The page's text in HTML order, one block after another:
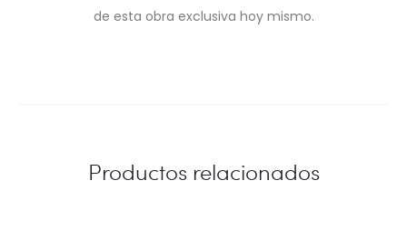
de esta obra exclusiva hoy mismo.
Productos relacionados